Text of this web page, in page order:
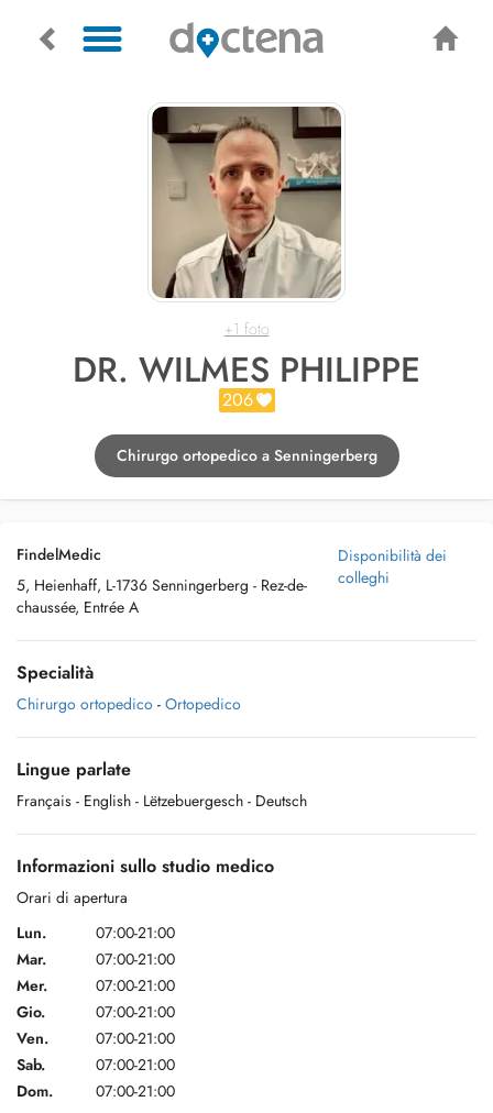
+1 foto
DR. WILMES PHILIPPE
206
Chirurgo ortopedico a Senningerberg
FindelMedic
5, Heienhaff, L-1736 Senningerberg - Rez-de-
chaussée, Entrée A
Disponibilità dei
colleghi
Specialità
Chirurgo ortopedico - Ortopedico
Lingue parlate
Français - English - Lëtzebuergesch - Deutsch
Informazioni sullo studio medico
Orari di apertura
Lun.
07:00-21:00
Mar.
07:00-21:00
Mer.
07:00-21:00
Gio.
07:00-21:00
Ven.
07:00-21:00
Sab.
07:00-21:00
Dom.
07:00-21:00